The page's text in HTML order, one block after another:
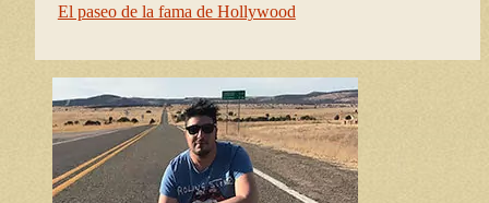
El paseo de la fama de Hollywood